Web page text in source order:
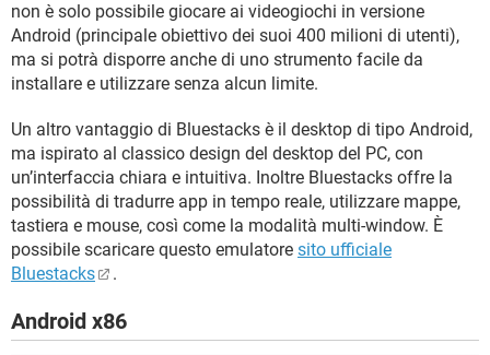
non è solo possibile giocare ai videogiochi in versione
Android (principale obiettivo dei suoi 400 milioni di utenti),
ma si potrà disporre anche di uno strumento facile da
installare e utilizzare senza alcun limite.
Un altro vantaggio di Bluestacks è il desktop di tipo Android,
ma ispirato al classico design del desktop del PC, con
un’interfaccia chiara e intuitiva. Inoltre Bluestacks offre la
possibilità di tradurre app in tempo reale, utilizzare mappe,
tastiera e mouse, così come la modalità multi-window. È
possibile scaricare questo emulatore sito ufficiale
Bluestacks
.
Android x86